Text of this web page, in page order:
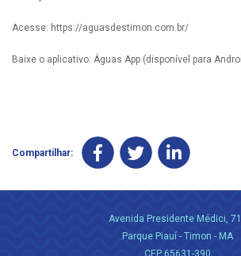
Acesse: https://aguasdestimon.com.br/
Baixe o aplicativo: Águas App (disponível para
Compartilhar:
Avenida Presidente Médici,
Parque Piauí - Timon - MA
CEP 65631-390